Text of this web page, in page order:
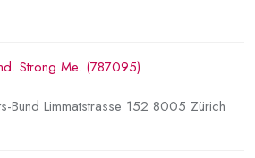
Strong Me. (787095)
Bund Limmatstrasse 152 8005 Zürich